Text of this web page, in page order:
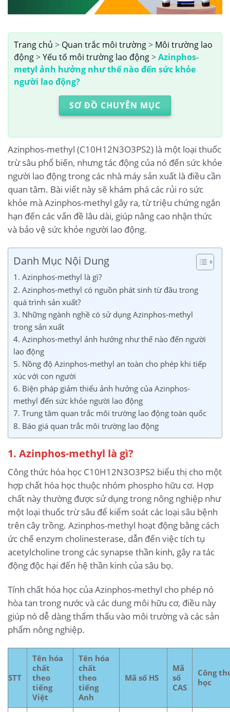
Trang chủ > Quan trắc môi trường> Môi trường lao
động>Yếu tố môi trường lao động>Azinphos-
metyl ảnh hưởng như thế nào đến sức khỏe
người lao động?
SƠ ĐỒ CHUYÊN MỤC
Azinphos-methyl (C10H12N3O3PS2) là một loại thuốc
trừ sâu phổ biến, nhưng tác động của nó đến sức khỏe
người lao động trong các nhà máy sản xuất là điều cần
quan tâm. Bài viết này sẽ khám phá các rủi ro sức
khỏe mà Azinphos-methyl gây ra, từ triệu chứng ngắn
hạn đến các vấn đề lâu dài, giúp nâng cao nhận thức
và bảo vệ sức khỏe người lao động.
Danh Mục Nội Dung
1. Azinphos-methyl là gì?
2. Azinphos-methyl có nguồn phát sinh từ đâu trong
quá trình sản xuất?
3. Những ngành nghề có sử dụng Azinphos-methyl
trong sản xuất
4. Azinphos-methyl ảnh hưởng như thế nào đến người
lao động
5. Nồng độ Azinphos-methyl an toàn cho phép khi tiếp
xúc với con người
6. Biện pháp giảm thiểu ảnh hưởng của Azinphos-
methyl đến sức khỏe người lao động
7. Trung tâm quan trắc môi trường lao động toàn quốc
8. Báo giá quan trắc môi trường lao động
1. Azinphos-methyl là gì?
Công thức hóa học C10H12N3O3PS2 biểu thị cho một
hợp chất hóa học thuộc nhóm phospho hữu cơ. Hợp
chất này thường được sử dụng trong nông nghiệp như
một loại thuốc trừ sâu để kiểm soát các loại sâu bệnh
trên cây trồng. Azinphos-methyl hoạt động bằng cách
ức chế enzym cholinesterase, dẫn đến việc tích tụ
acetylcholine trong các synapse thần kinh, gây ra tác
động độc hại đến hệ thần kinh của sâu bọ.
Tính chất hóa học của Azinphos-methyl cho phép nó
hòa tan trong nước và các dung môi hữu cơ, điều này
giúp nó dễ dàng thẩm thấu vào môi trường và các sản
phẩm nông nghiệp.
STT
Tên hóa
chất
theo
tiếng
Việt
Tên hóa
chất
theo
tiếng
Anh
Mã số HS
Mã
số
CAS
Công
học